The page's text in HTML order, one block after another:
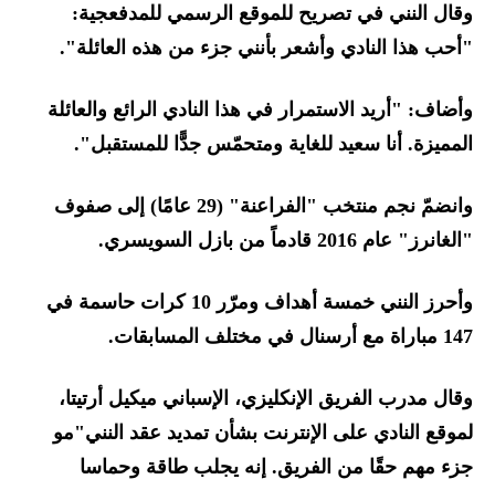
وقال النني في تصريح للموقع الرسمي للمدفعجية:
"أحب هذا النادي وأشعر بأنني جزء من هذه العائلة".
وأضاف: "أريد الاستمرار في هذا النادي الرائع والعائلة
المميزة. أنا سعيد للغاية ومتحمّس جدًّا للمستقبل".
وانضمّ نجم منتخب "الفراعنة" (29 عامًا) إلى صفوف
"الغانرز" عام 2016 قادماً من بازل السويسري.
وأحرز النني خمسة أهداف ومرّر 10 كرات حاسمة في
147 مباراة مع أرسنال في مختلف المسابقات.
وقال مدرب الفريق الإنكليزي، الإسباني ميكيل أرتيتا،
لموقع النادي على الإنترنت بشأن تمديد عقد النني"مو
جزء مهم حقًا من الفريق. إنه يجلب طاقة وحماسا